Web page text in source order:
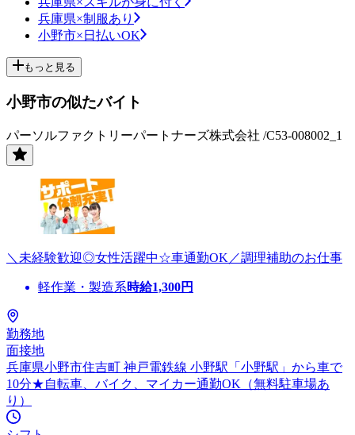
兵庫県×制服あり
小野市×日払いOK
もっと見る
小野市の似たバイト
パーソルファクトリーパートナーズ株式会社 /C53-008002_1
＼未経験歓迎◎女性活躍中☆車通勤OK／調理補助のお仕事
軽作業・製造系時給1,300円
勤務地
面接地
兵庫県小野市住吉町 神戸電鉄線 小野駅「小野駅」から車で
10分★自転車、バイク、マイカー通勤OK（無料駐車場あ
り）